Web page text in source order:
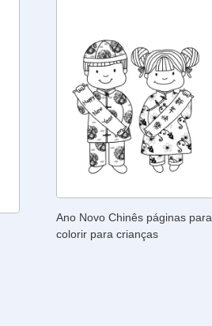
Ano Novo Chinês páginas para
colorir para crianças